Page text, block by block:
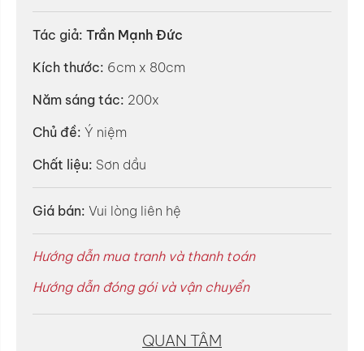
Tác giả: Trần Mạnh Đức
Kích thước: 6cm x 80cm
Năm sáng tác: 200x
Chủ đề: Ý niệm
Chất liệu: Sơn dầu
Giá bán: Vui lòng liên hệ
Hướng dẫn mua tranh và thanh toán
Hướng dẫn đóng gói và vận chuyển
QUAN TÂM